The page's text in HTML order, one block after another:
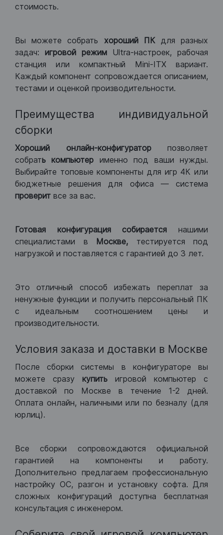
стоимость.
Вы можете собрать хороший ПКдля разных
задач: игровой режим Ultra-настроек, рабочая
станция или компактный Mini-ITX вариант.
Каждый компонент сопровождается описанием,
тестами и оценкой производительности.
Преимущества индивидуальной
сборки
Хороший онлайн-конфигураторпозволяет
собрать компьютер именно под ваши нужды.
Выбирайте топовые компоненты для игр 4К или
бюджетные решения для офиса — система
проверит все за вас.
Готовая конфигурация собираетсянашими
специалистами в Москве, тестируется под
нагрузкой и поставляется с гарантией до 3 лет.
Это отличный способ избежать переплат за
ненужные функции и получить персональный ПК
с идеальным соотношением цены и
производительности.
Условия заказа и доставки в Москве
После сборки системы в конфигураторе вы
можете сразу купить игровой компьютер с
доставкой по Москве в течение 1-2 дней.
Оплата онлайн, наличными или по безналу (для
юрлиц).
Все сборки сопровождаются официальной
гарантией на компоненты и работу.
Дополнительно предлагаем профессиональную
настройку ОС, разгон и установку софта. Для
сложных конфигураций доступна бесплатная
консультация с инженером.